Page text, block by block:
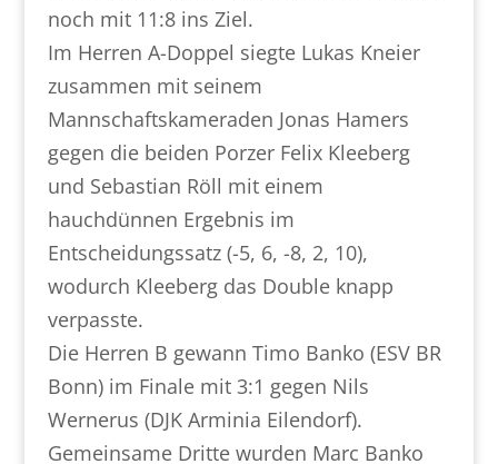
noch mit 11:8 ins Ziel.
Im Herren A-Doppel siegte Lukas Kneier
zusammen mit seinem
Mannschaftskameraden Jonas Hamers
gegen die beiden Porzer Felix Kleeberg
und Sebastian Röll mit einem
hauchdünnen Ergebnis im
Entscheidungssatz (-5, 6, -8, 2, 10),
wodurch Kleeberg das Double knapp
verpasste.
Die Herren B gewann Timo Banko (ESV BR
Bonn) im Finale mit 3:1 gegen Nils
Wernerus (DJK Arminia Eilendorf).
Gemeinsame Dritte wurden Marc Banko